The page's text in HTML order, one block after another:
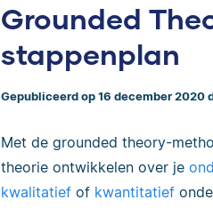
Grounded
stappenplan
Gepubliceerd op 16 december 2020
Met de grounded theory-
theorie ontwikkelen over je
kwalitatief of kwantitatief